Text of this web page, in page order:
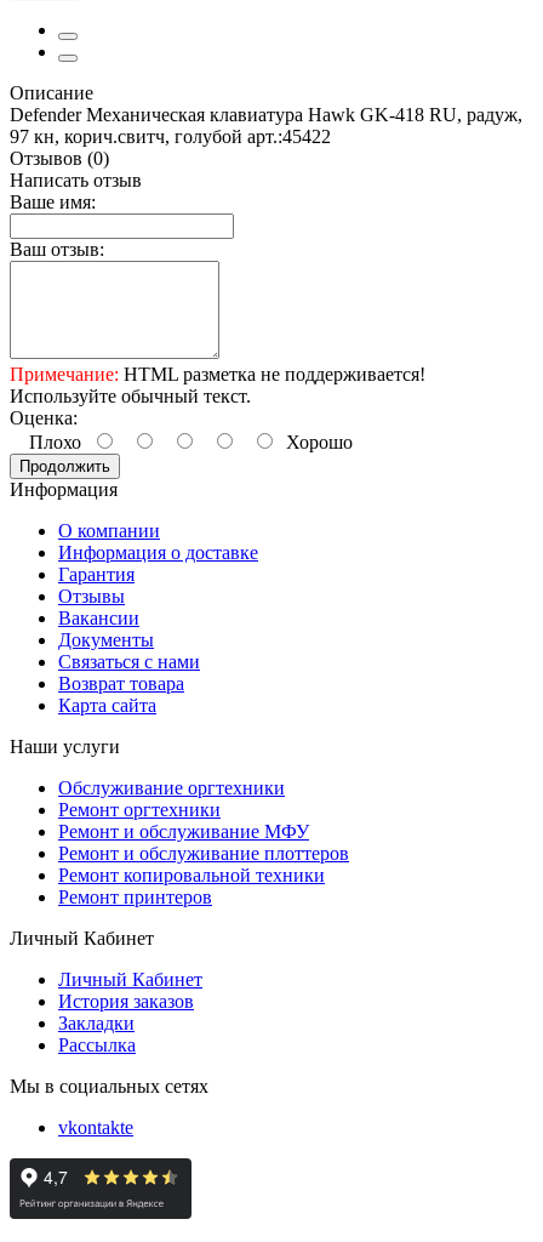
Описание
Defender Механическая клавиатура Hawk GK-418 RU, радуж,
97 кн, корич.свитч, голубой арт.:45422
Отзывов (0)
Написать отзыв
Ваше имя:
Ваш отзыв:
Примечание: HTML разметка не поддерживается!
Используйте обычный текст.
Оценка:
Плохо
Хорошо
Продолжить
Информация
О компании
Информация о доставке
Гарантия
Отзывы
Вакансии
Документы
Связаться с нами
Возврат товара
Карта сайта
Наши услуги
Обслуживание оргтехники
Ремонт оргтехники
Ремонт и обслуживание МФУ
Ремонт и обслуживание плоттеров
Ремонт копировальной техники
Ремонт принтеров
Личный Кабинет
Личный Кабинет
История заказов
Закладки
Рассылка
Мы в социальных сетях
vkontakte